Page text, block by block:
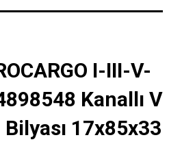
I-III-V-
Kanallı V
Bilyası 17x85x33